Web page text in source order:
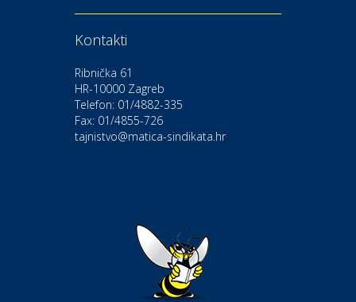
Moda i ljepota
Gastro
Hotel Bunčić Vrbovec
Izletište i vinotočje VINIA
Kontakti
Ribnička 61
HR-10000 Zagreb
Telefon: 01/4882-335
Fax: 01/4855-726
tajnistvo@matica-sindikata.hr